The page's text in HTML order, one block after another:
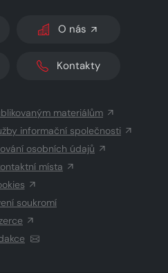
O nás
Kontakty
materiálům
informační společnosti
osobních údajů
místa
soukromí